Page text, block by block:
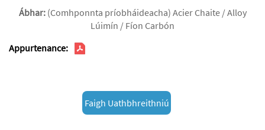
Ábhar: (Comhponnta príobháideacha) Acier Chaite / Alloy
Lúimín / Fíon Carbón
Appurtenance:
Faigh Uathbhreithniú